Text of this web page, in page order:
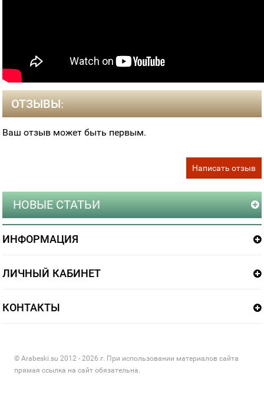
ОТЗЫВЫ:
Ваш отзыв может быть первым.
Написать отзыв
НОВЫЕ СТАТЬИ
ИНФОРМАЦИЯ
ЛИЧНЫЙ КАБИНЕТ
КОНТАКТЫ
© Arabeski.su 2012 - 2026 г. При использовании материалов сайта
прямая ссылка на сайт обязательна.